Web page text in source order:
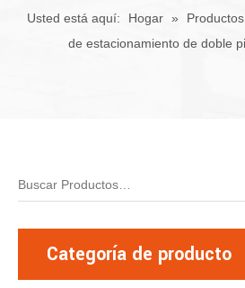
Usted está aquí: Hogar » Productos
de estacionamiento de doble
Categoría de producto